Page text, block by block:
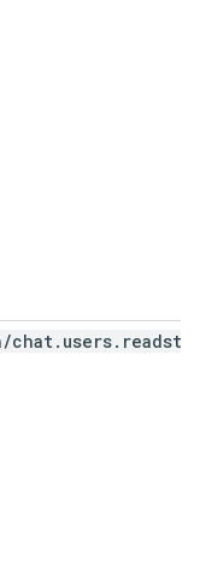
/chat. users.